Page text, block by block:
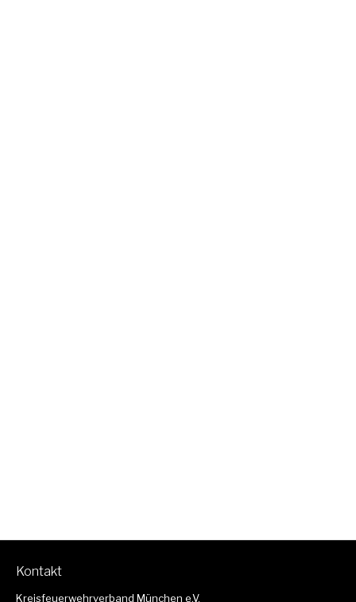
Kontakt
Kreisfeuerwehrverband München e.V.